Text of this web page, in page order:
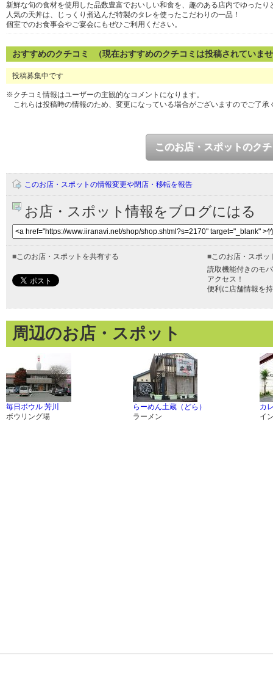
新鮮な旬の食材を使用した品数豊富でおいしい和食を、趣のある店内でゆったり
人気の天丼は、じっくり煮込んだ特製のタレを使ったこだわりの一品！
個室でのお食事会やご宴会にもぜひご利用ください。
おすすめのクチコミ （現在おすすめのクチコミは投稿されていま
投稿募集中です
※クチコミ情報はユーザーの主観的なコメントになります。
これらは投稿時の情報のため、変更になっている場合がございますのでご了承
このお店・スポットのク
このお店・スポットの情報変更や閉店・移転を報告
お店・スポット情報をブログにはる
■このお店・スポットを共有する ■このお店・スポッ
読取機能付きのモ
アクセス！
便利に店舗情報を
周辺のお店・スポット
毎日ボウル 芳川
ボウリング場
らーめん土蔵（どら）
ラーメン
カ
イ